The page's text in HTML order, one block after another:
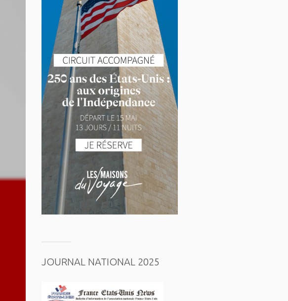
JOURNAL NATIONAL 2025